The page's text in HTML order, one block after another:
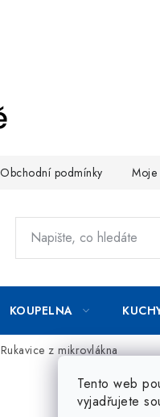
Tento web
vyjadřujete
Obchodní podmínky Moje
KOUPELNA
Rukavice z mikrovlákna